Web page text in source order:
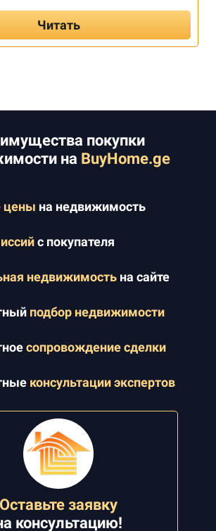
Читать
покупки
на BuyHome.ge
цены на недвижимость
с покупателя
недвижимость на сайте
подбор недвижимости
сопровождение сделки
консультации экспертов
Оставьте заявку
консультацию!